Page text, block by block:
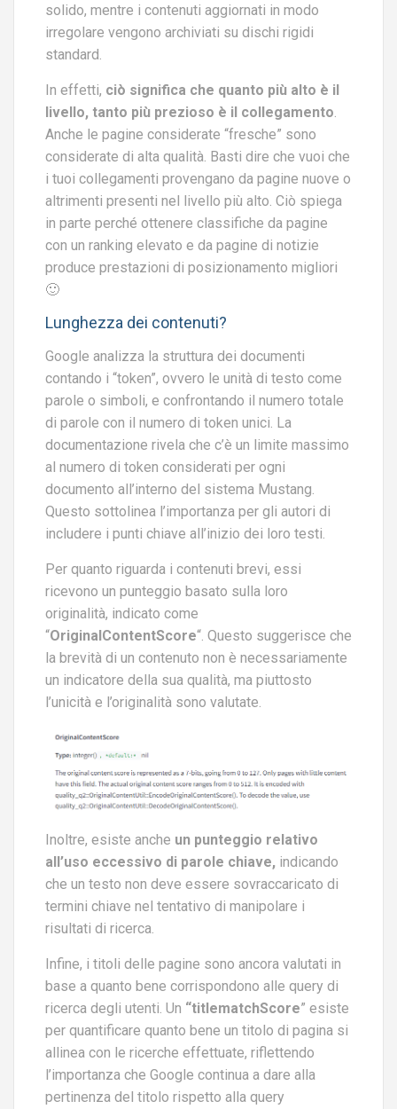
solido, mentre i contenuti aggiornati in modo
irregolare vengono archiviati su dischi rigidi
standard.
In effetti, ciò significa che quanto più alto è il
livello, tanto più prezioso è il collegamento.
Anche le pagine considerate “fresche” sono
considerate di alta qualità. Basti dire che vuoi che
i tuoi collegamenti provengano da pagine nuove o
altrimenti presenti nel livello più alto. Ciò spiega
in parte perché ottenere classifiche da pagine
con un ranking elevato e da pagine di notizie
produce prestazioni di posizionamento migliori
🙂
Lunghezza dei contenuti?
Google analizza la struttura dei documenti
contando i “token”, ovvero le unità di testo come
parole o simboli, e confrontando il numero totale
di parole con il numero di token unici. La
documentazione rivela che c’è un limite massimo
al numero di token considerati per ogni
documento all’interno del sistema Mustang.
Questo sottolinea l’importanza per gli autori di
includere i punti chiave all’inizio dei loro testi.
Per quanto riguarda i contenuti brevi, essi
ricevono un punteggio basato sulla loro
originalità, indicato come
“OriginalContentScore“. Questo suggerisce che
la brevità di un contenuto non è necessariamente
un indicatore della sua qualità, ma piuttosto
l’unicità e l’originalità sono valutate.
Inoltre, esiste anche un punteggio relativo
all’uso eccessivo di parole chiave, indicando
che un testo non deve essere sovraccaricato di
termini chiave nel tentativo di manipolare i
risultati di ricerca.
Infine, i titoli delle pagine sono ancora valutati in
base a quanto bene corrispondono alle query di
ricerca degli utenti. Un “titlematchScore” esiste
per quantificare quanto bene un titolo di pagina si
allinea con le ricerche effettuate, riflettendo
l’importanza che Google continua a dare alla
pertinenza del titolo rispetto alla query